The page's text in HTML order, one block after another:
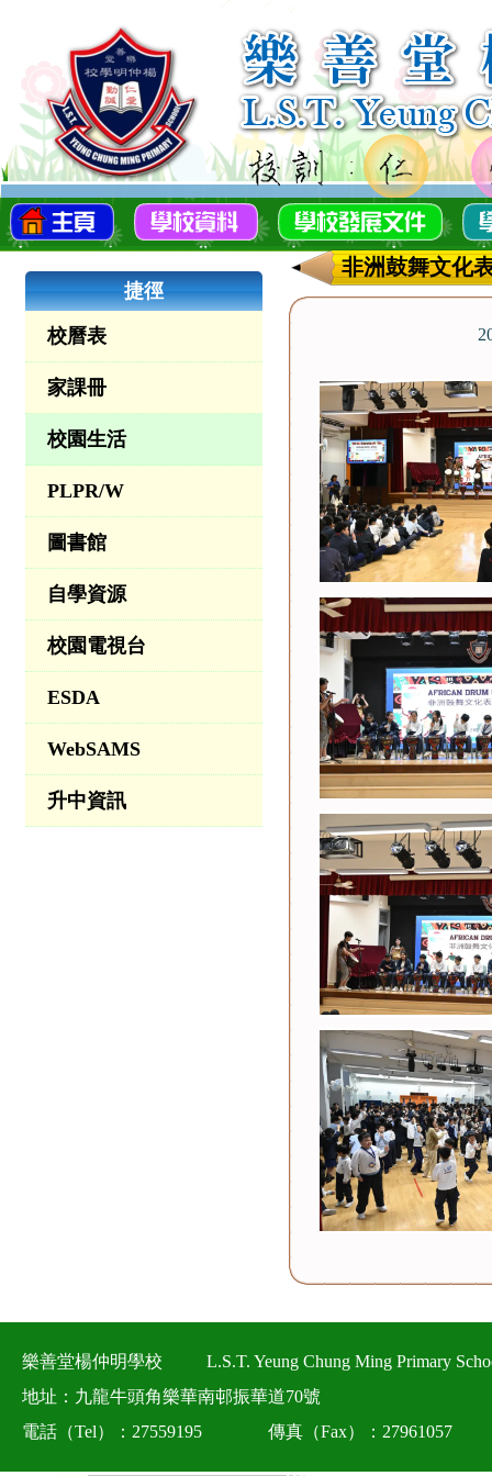
捷徑
校曆表
家課冊
校園生活
PLPR/W
圖書館
自學資源
校園電視台
ESDA
WebSAMS
升中資訊
非洲鼓舞文化
樂善堂楊仲明學校
L.S.T. Yeung Chung Ming Primary
地址：九龍牛頭角樂華南邨振華道70號
電話（Tel）：27559195
傳真（Fax）：27961057